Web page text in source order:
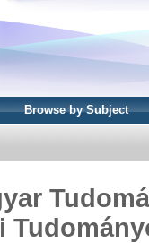
Browse by Subject